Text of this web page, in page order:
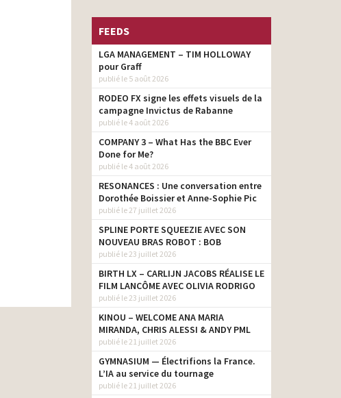
FEEDS
LGA MANAGEMENT – TIM HOLLOWAY
pour Graff
publié le 5 août 2026
RODEO FX signe les effets visuels de la
campagne Invictus de Rabanne
publié le 4 août 2026
COMPANY 3 – What Has the BBC Ever
Done for Me?
publié le 4 août 2026
RESONANCES : Une conversation entre
Dorothée Boissier et Anne-Sophie Pic
publié le 27 juillet 2026
SPLINE PORTE SQUEEZIE AVEC SON
NOUVEAU BRAS ROBOT : BOB
publié le 23 juillet 2026
BIRTH LX – CARLIJN JACOBS RÉALISE LE
FILM LANCÔME AVEC OLIVIA RODRIGO
publié le 23 juillet 2026
KINOU – WELCOME ANA MARIA
MIRANDA, CHRIS ALESSI & ANDY PML
publié le 21 juillet 2026
GYMNASIUM — Électrifions la France.
L’IA au service du tournage
publié le 21 juillet 2026